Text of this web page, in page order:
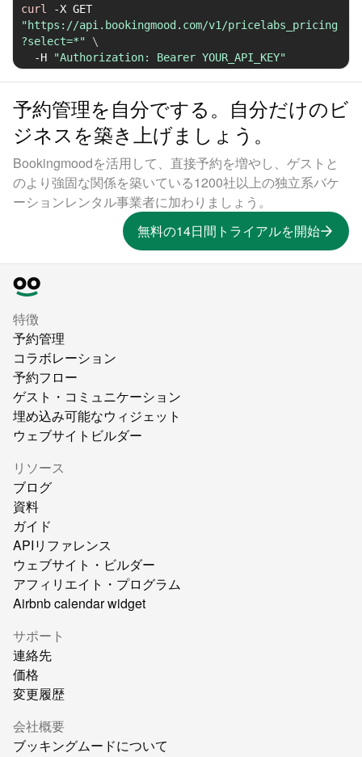
curl -X
"https://api.bookingmood.com/v1/pricelabs_pricing
?select=*"
\
-H
"Authorization: Bearer YOUR_API_KEY"
予約管理を自分でする。自分だけのビ
ジネスを築き上げましょう。
Bookingmoodを活用して、直接予約を増やし、ゲストと
のより強固な関係を築いている1200社以上の独立系バケ
ーションレンタル事業者に加わりましょう。
無料の14日間トライアルを開始
特徴
予約管理
コラボレーション
予約フロー
ゲスト・コミュニケーション
埋め込み可能なウィジェット
ウェブサイトビルダー
リソース
ブログ
資料
ガイド
APIリファレンス
ウェブサイト・ビルダー
アフィリエイト・プログラム
Airbnb calendar widget
サポート
連絡先
価格
変更履歴
会社概要
ブッキングムードについて